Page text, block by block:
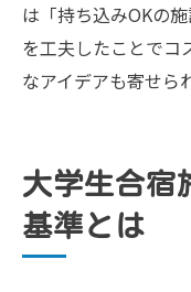
は「持ち込みOKの
を工夫したことでコ
なアイデアも寄せら
大学生合宿
基準とは